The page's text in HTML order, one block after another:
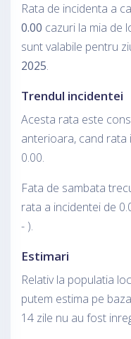
Rata de incidenta a
0.00 cazuri la mia de
sunt valabile pentru
2025.
Trendul incidentei
Acesta rata este
anterioara, cand rata
0.00.
Fata de sambata
rata a incidentei de
- ).
Estimari
Relativ la populatia
putem estima pe
14 zile nu au fost